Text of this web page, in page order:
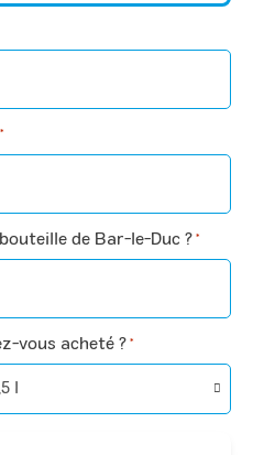
*
de Bar-le-Duc ? *
vous acheté ? *